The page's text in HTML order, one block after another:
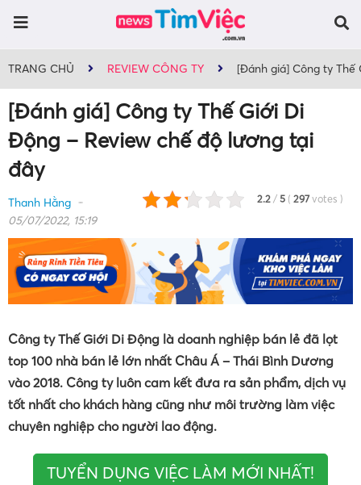
TRANG CHỦ REVIEW CÔNG TY [Đánh giá] Công ty Thế
[Đánh giá] Công ty Thế Giới Di
Động – Review chế độ lương tại
đây
2.2 / 5 ( 297 votes )
Thanh Hằng
05/07/2022, 15:19
Công ty Thế Giới Di Động là doanh nghiệp bán lẻ đã lọt
top 100 nhà bán lẻ lớn nhất Châu Á – Thái Bình Dương
vào 2018. Công ty luôn cam kết đưa ra sản phẩm, dịch vụ
tốt nhất cho khách hàng cũng như môi trường làm việc
chuyên nghiệp cho người lao động.
TUYỂN DỤNG VIỆC LÀM MỚI NHẤT!